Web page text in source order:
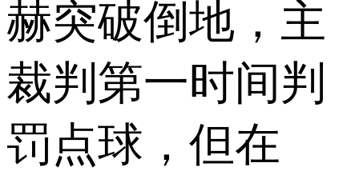
赫突破倒地，主
裁判第一时间判
罚点球，但在